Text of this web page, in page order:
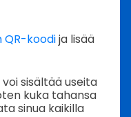
QR-koodija lisää
sisältää useita
kuka tahansa
sinua kaikilla